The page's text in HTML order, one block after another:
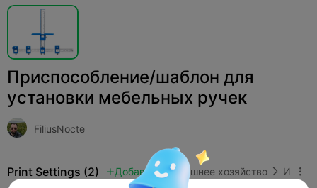
Приспособление/шаблон для
установки мебельных ручек
FiliusNocte
Print Settings (2)  Добавить Домашнее хозяйство  